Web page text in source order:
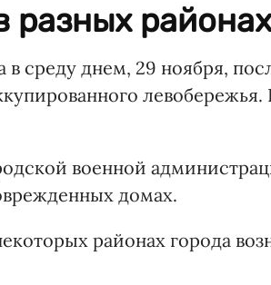
разных
среду днем, 29 ноября,
левобережья.
военной
домах.
районах города